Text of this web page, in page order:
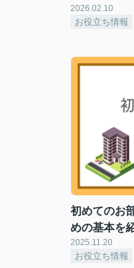
2026.02.10
お役立ち情報
初めてのお
めの基本を
2025.11.20
お役立ち情報